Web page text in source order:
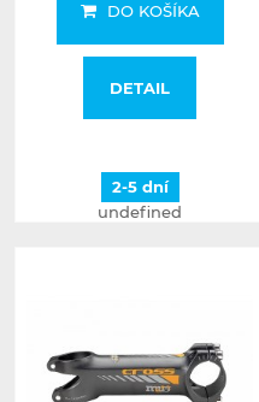
DO KOŠÍKA
DETAIL
2-5 dní
undefined